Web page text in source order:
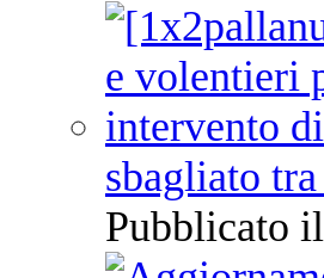
sbagliato
Pubblicato